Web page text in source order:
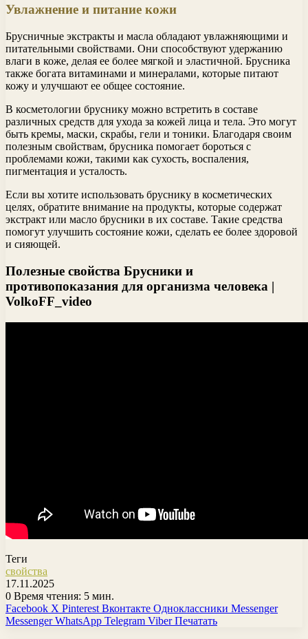
Увлажнение и питание кожи
Брусничные экстракты и масла обладают увлажняющими и
питательными свойствами. Они способствуют удержанию
влаги в коже, делая ее более мягкой и эластичной. Брусника
также богата витаминами и минералами, которые питают
кожу и улучшают ее общее состояние.
В косметологии бруснику можно встретить в составе
различных средств для ухода за кожей лица и тела. Это могут
быть кремы, маски, скрабы, гели и тоники. Благодаря своим
полезным свойствам, брусника помогает бороться с
проблемами кожи, такими как сухость, воспаления,
пигментация и усталость.
Если вы хотите использовать бруснику в косметических
целях, обратите внимание на продукты, которые содержат
экстракт или масло брусники в их составе. Такие средства
помогут улучшить состояние кожи, сделать ее более здоровой
и сияющей.
Полезные свойства Брусники и
противопоказания для организма человека |
VolkoFF_video
Теги
свойства
17.11.2025
0 Время чтения: 5 мин.
Facebook X Pinterest Вконтакте Одноклассники Messenger
Messenger WhatsApp Telegram Viber Печатать